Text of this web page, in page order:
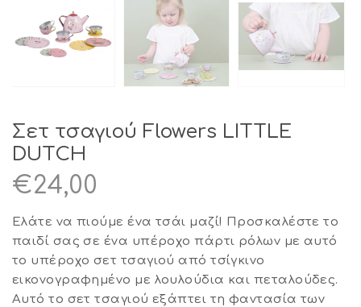
Σετ τσαγιού Flowers LITTLE
DUTCH
€24,00
Ελάτε να πιούμε ένα τσάι μαζί! Προσκαλέστε το
παιδί σας σε ένα υπέροχο πάρτι ρόλων με αυτό
το υπέροχο σετ τσαγιού από τσίγκινο
εικονογραφημένο με λουλούδια και πεταλούδες.
Αυτό το σετ τσαγιού εξάπτει τη φαντασία των